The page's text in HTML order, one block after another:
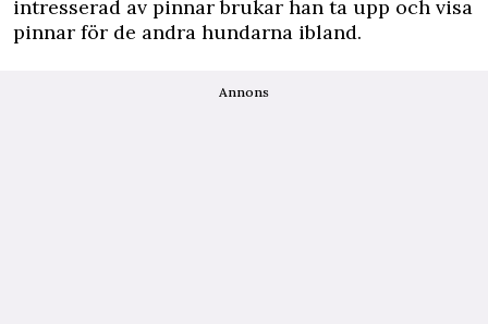
intresserad av pinnar brukar han ta upp och visa
pinnar för de andra hundarna ibland.
Annons